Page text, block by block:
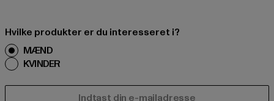
Hvilke produkter er du interesseret i?
MÆND
KVINDER